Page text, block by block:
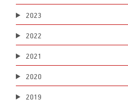
2023
2022
2021
2020
2019